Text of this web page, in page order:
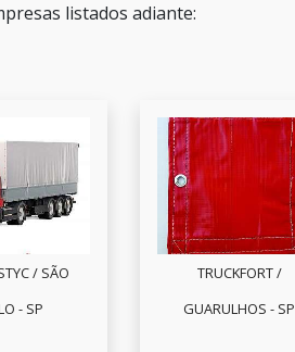
listados adiante:
/ SÃO
- SP
TRUCKFORT /
GUARULHOS - SP